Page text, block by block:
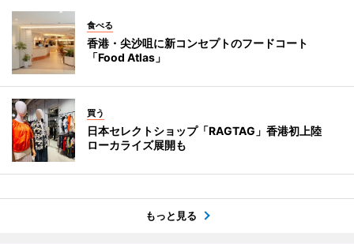
食べる
香港・尖沙咀に新コンセプトのフードコート
「Food Atlas」
買う
日本セレクトショップ「RAGTAG」香港初上陸
ローカライズ展開も
もっと見る